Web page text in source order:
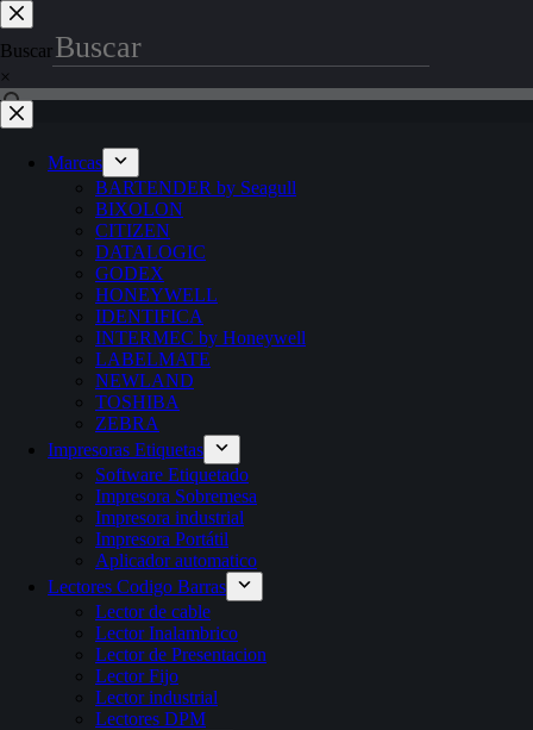
Saltar
al
contenido
Buscar
×
Marcas
BARTENDER by Seagull
BIXOLON
CITIZEN
DATALOGIC
GODEX
HONEYWELL
IDENTIFICA
INTERMEC by Honeywell
LABELMATE
NEWLAND
TOSHIBA
ZEBRA
Impresoras Etiquetas
Software Etiquetado
Impresora Sobremesa
Impresora industrial
Impresora Portátil
Aplicador automatico
Lectores Codigo Barras
Lector de cable
Lector Inalambrico
Lector de Presentacion
Lector Fijo
Lector industrial
Lectores DPM